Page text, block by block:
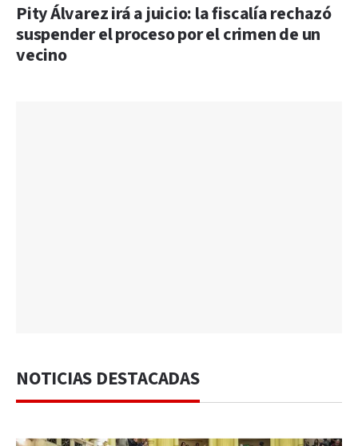
Pity Álvarez irá a juicio: la fiscalía rechazó
suspender el proceso por el crimen de un
vecino
NOTICIAS DESTACADAS